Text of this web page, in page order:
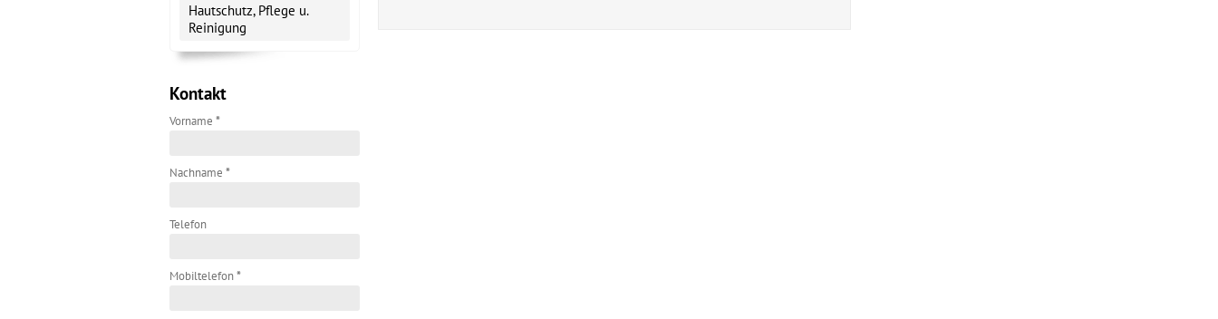
Hautschutz, Pflege u.
Reinigung
Kontakt
Vorname *
Nachname *
Telefon
Mobiltelefon*